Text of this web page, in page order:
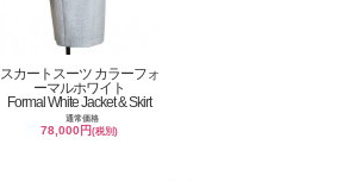
スカートスーツ カラーフォ
ーマルホワイト
Formal White Jacket & Skirt
通常価格
78,000円(税別)